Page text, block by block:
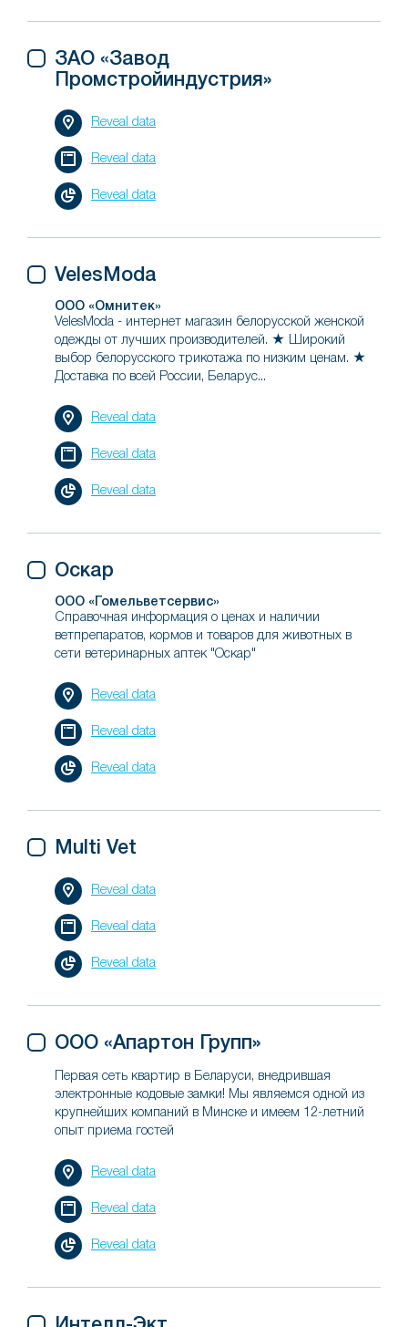
ЗАО «Завод
Промстройиндустрия»
Reveal data
Reveal data
Reveal data
VelesModa
ООО «Омнитек»
VelesModa - интернет магазин белорусской женской
одежды от лучших производителей. ★ Широкий
выбор белорусского трикотажа по низким ценам. ★
Доставка по всей России, Беларус...
Reveal data
Reveal data
Reveal data
Оскар
ООО «Гомельветсервис»
Справочная информация о ценах и наличии
ветпрепаратов, кормов и товаров для животных в
сети ветеринарных аптек "Оскар"
Reveal data
Reveal data
Reveal data
Multi Vet
Reveal data
Reveal data
Reveal data
ООО «Апартон Групп»
Первая сеть квартир в Беларуси, внедрившая
электронные кодовые замки! Мы являемся одной из
крупнейших компаний в Минске и имеем 12-летний
опыт приема гостей
Reveal data
Reveal data
Reveal data